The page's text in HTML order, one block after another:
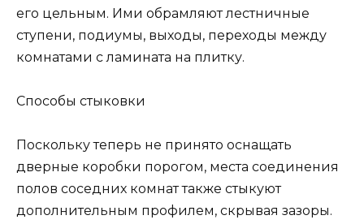
его цельным. Ими обрамляют лестничные
ступени, подиумы, выходы, переходы между
комнатами с ламината на плитку.
Способы стыковки
Поскольку теперь не принято оснащать
дверные коробки порогом, места соединения
полов соседних комнат также стыкуют
дополнительным профилем, скрывая зазоры.